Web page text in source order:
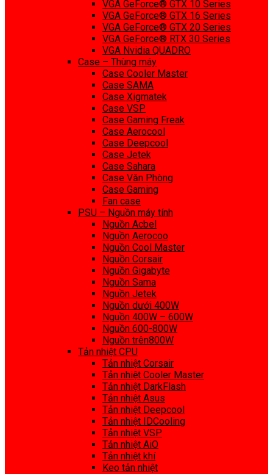
VGA GeForce® GTX 10 Series
VGA GeForce® GTX 16 Series
VGA GeForce® GTX 20 Series
VGA GeForce® RTX 30 Series
VGA Nvidia QUADRO
Case – Thùng máy
Case Cooler Master
Case SAMA
Case Xigmatek
Case VSP
Case Gaming Freak
Case Aerocool
Case Deepcool
Case Jetek
Case Sahara
Case Văn Phòng
Case Gaming
Fan case
PSU – Nguồn máy tính
Nguồn Acbel
Nguồn Aerocoo
Nguồn Cool Master
Nguồn Corsair
Nguồn Gigabyte
Nguồn Sama
Nguồn Jetek
Nguồn dưới 400W
Nguồn 400W – 600W
Nguồn 600-800W
Nguồn trên800W
Tản nhiệt CPU
Tản nhiệt Corsair
Tản nhiệt Cooler Master
Tản nhiệt DarkFlash
Tản nhiệt Asus
Tản nhiệt Deepcool
Tản nhiệt IDCooling
Tản nhiệt VSP
Tản nhiệt AiO
Tản nhiệt khí
Keo tản nhiệt